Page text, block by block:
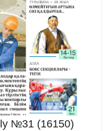
№31 (16150)